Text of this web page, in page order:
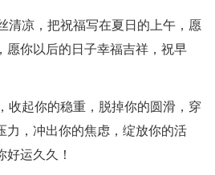
清凉，把祝福写在夏日的上午，愿
愿你以后的日子幸福吉祥，祝早
收起你的稳重，脱掉你的圆滑，穿
力，冲出你的焦虑，绽放你的活
好运久久！